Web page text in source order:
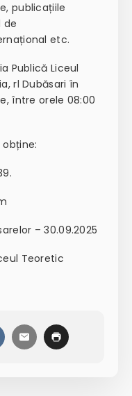
publicațiile
de
etc.
Publică Liceul
rl Dubăsari în
între orele 08:00
– 30.09.2025
Teoretic